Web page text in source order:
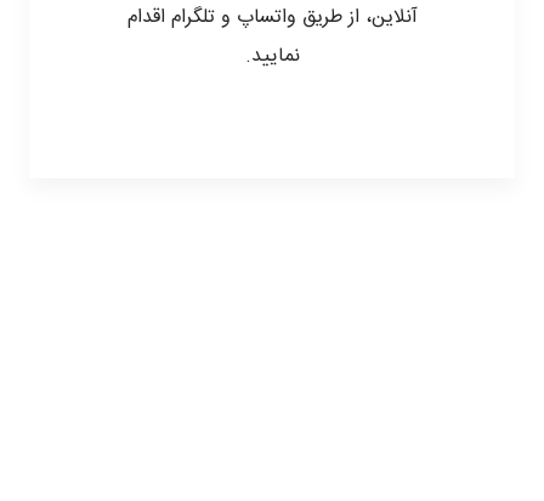
آنلاین، از طریق واتساپ و تلگرام اقدام
نمایید.